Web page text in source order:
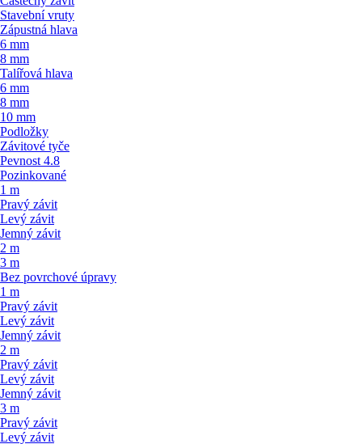
Stavební vruty
Zápustná hlava
6 mm
8 mm
Talířová hlava
6 mm
8 mm
10 mm
Podložky
Závitové tyče
Pevnost 4.8
Pozinkované
1 m
Pravý závit
Levý závit
Jemný závit
2 m
3 m
Bez povrchové úpravy
1 m
Pravý závit
Levý závit
Jemný závit
2 m
Pravý závit
Levý závit
Jemný závit
3 m
Pravý závit
Levý závit